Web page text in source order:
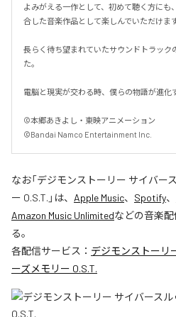
よみがえる一作として、初めて聴く方に
合した音楽作品として楽しんでいただけます
長らく待ち望まれていたサウンドトラック
た。
電脳と現実が交わる時、僕らの物語が進化
©本郷あきよし・東映アニメーション
©Bandai Namco Entertainment Inc.
なお「デジモンストーリー サイバー
ー O.S.T. 」は、 Apple Music、 Spotify、
Amazon Music Unlimitedなどの音楽
る。
各配信サービス： デジモンストーリ
ーズメモリー O.S.T.